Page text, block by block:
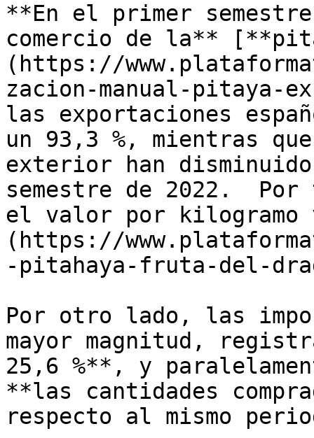
**En el primer
comercio de la**
(https://
zacion-manual-pitaya-
las exportaciones
un 93,3 %, mientras
exterior han
semestre de 2022.
el valor por
(https://
-pitahaya-fruta-del-
Por otro lado, las
mayor magnitud,
25,6 %**, y
**las cantidades
respecto al mismo